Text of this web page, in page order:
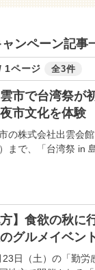
ンペーン記事
1ページ 全3件
市で台湾祭
市文化を体験
の株式会社出雲会
まで、「台湾祭 in
方】食欲の秋に
グルメイベン
日（土）の「勤